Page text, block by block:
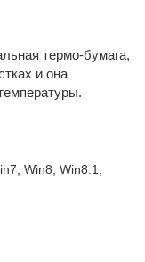
термо-бумага,
и она
Win8, Win8.1,